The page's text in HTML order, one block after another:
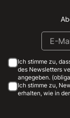
Ich stimme zu,
des Newsletters
angegeben.
Ich stimme zu,
erhalten, wie in der